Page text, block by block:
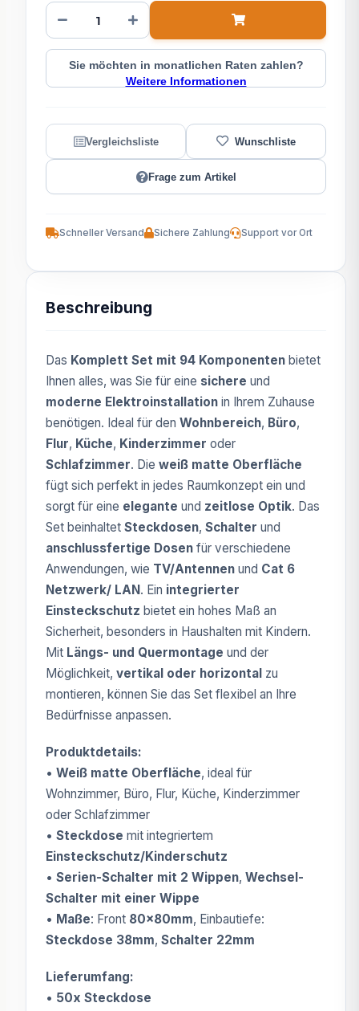
Sie möchten in monatlichen Raten zahlen?
Weitere Informationen
Frage zum Artikel
Schneller Versand Sichere Zahlung Support vor Ort
Beschreibung
Das Komplett Set mit 94 Komponenten bietet
Ihnen alles, was Sie für eine sichere und
moderne Elektroinstallation in Ihrem Zuhause
benötigen. Ideal für den Wohnbereich, Büro,
Flur, Küche, Kinderzimmer oder
Schlafzimmer. Die weiß matte Oberfläche
fügt sich perfekt in jedes Raumkonzept ein und
sorgt für eine elegante und zeitlose Optik. Das
Set beinhaltet Steckdosen, Schalter und
anschlussfertige Dosen für verschiedene
Anwendungen, wie TV/Antennen und Cat 6
Netzwerk/ LAN. Ein integrierter
Einsteckschutz bietet ein hohes Maß an
Sicherheit, besonders in Haushalten mit Kindern.
Mit Längs- und Quermontage und der
Möglichkeit, vertikal oder horizontal zu
montieren, können Sie das Set flexibel an Ihre
Bedürfnisse anpassen.
Produktdetails:
• Weiß matte Oberfläche, ideal für
Wohnzimmer, Büro, Flur, Küche, Kinderzimmer
oder Schlafzimmer
• Steckdose mit integriertem
Einsteckschutz/Kinderschutz
• Serien-Schalter mit 2 Wippen, Wechsel-
Schalter mit einer Wippe
• Maße: Front 80x80mm, Einbautiefe:
Steckdose 38mm, Schalter 22mm
Lieferumfang:
• 50x Steckdose